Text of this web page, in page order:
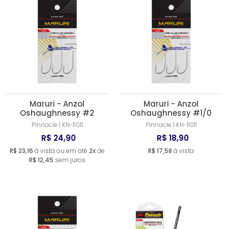
Maruri - Anzol
Oshaughnessy #2
Pinnacle | KN-11011
R$ 24,90
R$ 23,16 à vista ou em até 2xde
R$ 12,45 sem juros
Maruri - Anzol
Oshaughnessy #1/0
Pinnacle | KH-11011
R$ 18,90
R$ 17,58 à vista